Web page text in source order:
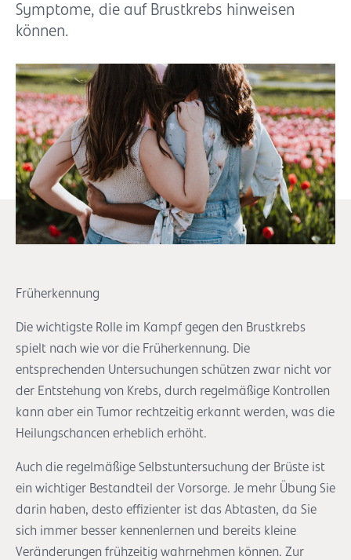
Symptome, die auf Brustkrebs hinweisen
können.
Früherkennung
Die wichtigste Rolle im Kampf gegen den Brustkrebs
spielt nach wie vor die Früherkennung. Die
entsprechenden Untersuchungen schützen zwar nicht vor
der Entstehung von Krebs, durch regelmäßige Kontrollen
kann aber ein Tumor rechtzeitig erkannt werden, was die
Heilungschancen erheblich erhöht.
Auch die regelmäßige Selbstuntersuchung der Brüste ist
ein wichtiger Bestandteil der Vorsorge. Je mehr Übung Sie
darin haben, desto effizienter ist das Abtasten, da Sie
sich immer besser kennenlernen und bereits kleine
Veränderungen frühzeitig wahrnehmen können. Zur